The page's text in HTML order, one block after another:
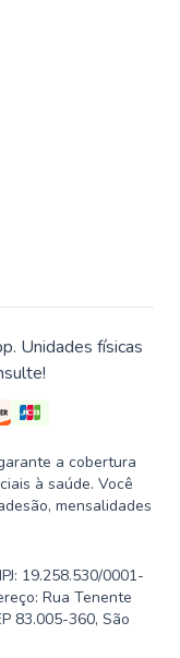
Unidades físicas
a cobertura
à saúde. Você
mensalidades
19.258.530/0001-
Rua Tenente
83.005-360, São